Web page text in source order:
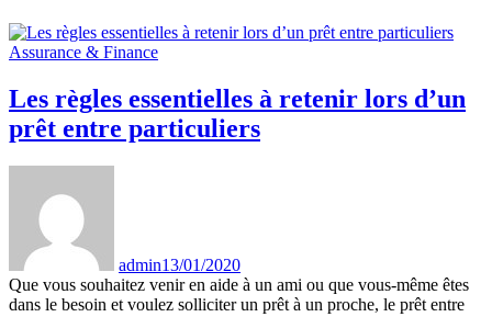
Assurance & Finance
Les règles essentielles à retenir lors d’un
prêt entre particuliers
admin13/01/2020
Que vous souhaitez venir en aide à un ami ou que vous-même êtes
dans le besoin et voulez solliciter un prêt à un proche, le prêt entre